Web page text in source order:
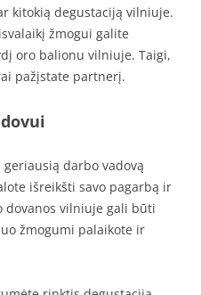
kitokią degustaciją vilniuje.
žmogui galite
oro balionu vilniuje. Taigi,
pažįstate partnerį.
darbo vadovą
išreikšti savo pagarbą ir
dovanos vilniuje gali būti
žmogumi palaikote ir